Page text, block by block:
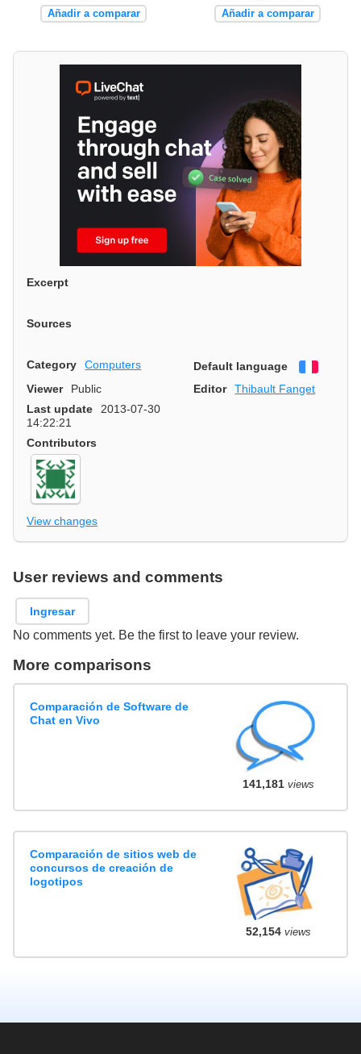
Añadir a comparar Añadir a comparar
Excerpt
Sources
Category Computers Default language
Viewer
Public Editor
Thibault Fanget
Last update
2013-07-30
14:22:21
Contributors
View changes
User reviews and comments
Ingresar
No comments yet. Be the first to leave your review.
More comparisons
Comparación de Software de
Chat en Vivo
141,181views
Comparación de sitios web de
concursos de creación de
logotipos
52,154views